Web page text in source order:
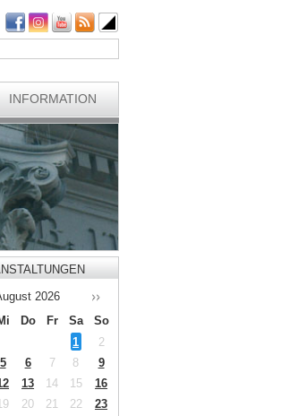
INFORMATION
2026
Do Fr Sa
So
1
2
5 6 7 8
9
13 14 15
16
20 21 22
23